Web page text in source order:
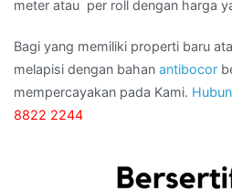
meter atau per roll dengan harga
Bagi yang memiliki properti baru
melapisi dengan bahan antibocor
mempercayakan pada Kami.
8822 2244